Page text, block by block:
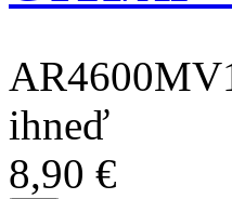
ihneď
8,90 €